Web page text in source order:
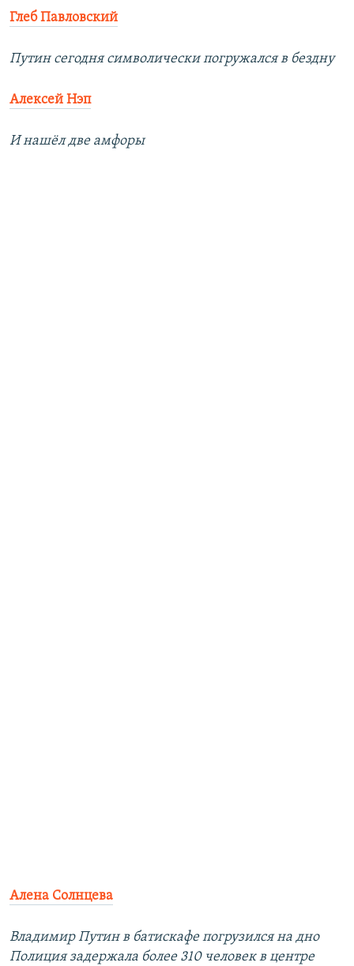
Глеб Павловский
Путин сегодня символически погружался в бездну
Алексей Нэп
И нашёл две амфоры
​Алена Солнцева
Владимир Путин в батискафе погрузился на дно
Полиция задержала более 310 человек в центре